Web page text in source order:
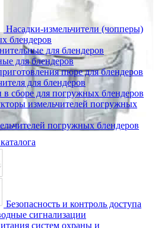
Насадки-измельчители (чопперы)
блендеров
для блендеров
для блендеров
пюре для блендеров
для блендеров
в сборе для погружных блендеров
измельчителей погружных
погружных блендеров
Безопасность и контроль доступа
сигнализации
систем охраны и